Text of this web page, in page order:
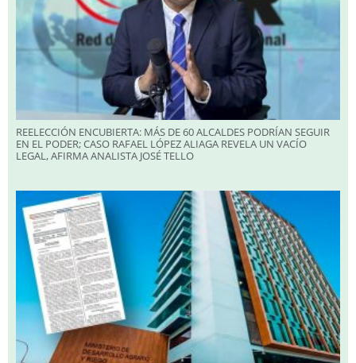
REELECCIÓN ENCUBIERTA: MÁS DE 60 ALCALDES PODRÍAN SEGUIR
EN EL PODER; CASO RAFAEL LÓPEZ ALIAGA REVELA UN VACÍO
LEGAL, AFIRMA ANALISTA JOSÉ TELLO